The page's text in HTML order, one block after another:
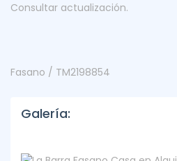
Consultar actualización.
Fasano / TM2198854
Galería: